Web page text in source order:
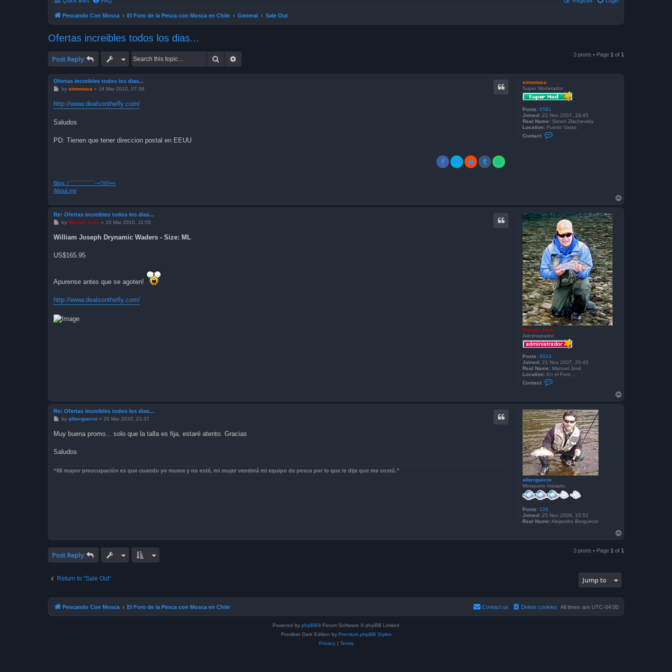
Pescando Con Mosca El Foro de la Pesca con Mosca en Chile General Sale Out
Ofertas increibles todos los dias...
Post Reply Search 3 posts • Page 1 of 1
simonuca
Super Moderador
Posts: 6581
Joined: 22 Nov 2007, 19:45
Real Name: Simon Zlachevsky
Location: Puerto Varas
Contact:
u
a
Ofertas increibles todos los dias...
P
t
by simonuca » 16 Mar 2010, 07:38
http://www.dealsonthefly.com/
Saludos
PD: Tienen que tener direccion postal en EEUU
Blog: /`````````````~<?////=<
About.me
o
p
Manuel Jose
Administrador
Posts: 6013
Joined: 21 Nov 2007, 20:45
Real Name: Manuel José
Location: En el Foro...
Contact:
a
c
t
M
a
n
u
e
l
J
o
s
e
Re: Ofertas increibles todos los dias...
P
s
t
by Manuel Jose » 20 Mar 2010, 11:58
William Joseph Drynamic Waders - Size: ML
US$165.95
Apurense antes que se agoten!
http://www.dealsonthefly.com/
o
p
alberguecio
Mosquero Iniciado
Posts: 126
Joined: 25 Nov 2009, 10:52
Real Name:Alejandro Berguecio
Re: Ofertas increibles todos los dias...
P
t
by alberguecio» 20 Mar 2010, 21:37
Muy buena promo... solo que la talla es fija, estaré atento. Gracias
Saludos
“Mi mayor preocupación es que cuando yo muera y no esté, mi mujer venderá mi equipo de pesca por lo que le dije que me costó.”
o
Post Reply 3 posts • Page 1 of 1
Return to “Sale Out” Jump to
Pescando Con Mosca El Foro de la Pesca con Mosca en Chile All times are UTC-04:00
Delete cookies
Contact us
Powered by phpBB® Forum Software © phpBB Limited
Prosilver Dark Edition by Premium phpBB Styles
Privacy| Terms